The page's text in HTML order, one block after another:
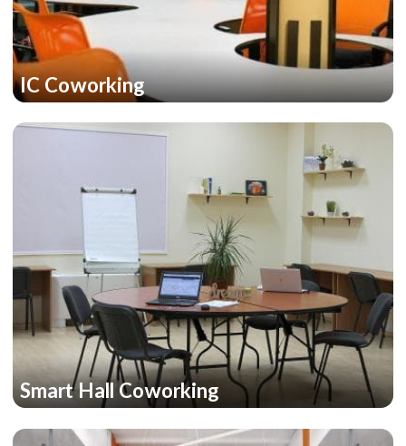
IC Coworking
Smart Hall Сoworking